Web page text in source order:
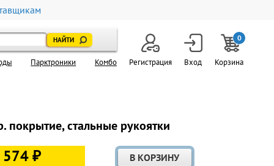
Парктроники Комбо Регистрация Вход
0
Корзина
покрытие, стальные рукоятки
574 ₽